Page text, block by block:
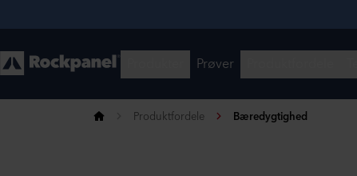
Produktfordele Bæredygtighed